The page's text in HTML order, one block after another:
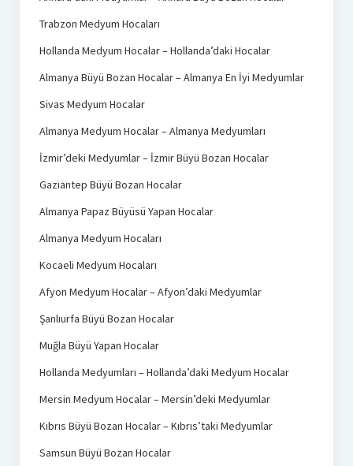
Trabzon Medyum Hocaları
Hollanda Medyum Hocalar – Hollanda’daki Hocalar
Almanya Büyü Bozan Hocalar – Almanya En İyi Medyumlar
Sivas Medyum Hocalar
Almanya Medyum Hocalar – Almanya Medyumları
İzmir’deki Medyumlar – İzmir Büyü Bozan Hocalar
Gaziantep Büyü Bozan Hocalar
Almanya Papaz Büyüsü Yapan Hocalar
Almanya Medyum Hocaları
Kocaeli Medyum Hocaları
Afyon Medyum Hocalar – Afyon’daki Medyumlar
Şanlıurfa Büyü Bozan Hocalar
Muğla Büyü Yapan Hocalar
Hollanda Medyumları – Hollanda’daki Medyum Hocalar
Mersin Medyum Hocalar – Mersin’deki Medyumlar
Kıbrıs Büyü Bozan Hocalar – Kıbrıs’taki Medyumlar
Samsun Büyü Bozan Hocalar